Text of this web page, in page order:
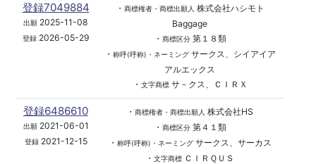
登録7049884
出願 2025-11-08
登録2026-05-29
・ 商標権者・商標出願人 株式会社ハシモト
Baggage
・ 商標区分第１８類
・ 称呼(呼称)・ネーミングサークス、シイアイア
アルエックス
・ 文字商標サ－クス、ＣＩＲＸ
登録6486610
出願2021-06-01
登録2021-12-15
・ 商標権者・商標出願人 株式会社HS
・ 商標区分第４１類
・ 称呼(呼称)・ネーミングサークス、サーカス
・ 文字商標 ＣＩＲＱＵＳ